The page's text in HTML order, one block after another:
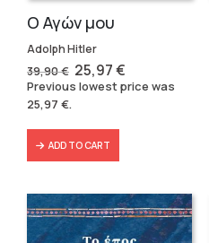
Ο Αγών μου
Adolph Hitler
39,90€ Original
price
was:
25,97€Current
price
is:
Previous lowest price was
25,97 €.
ADD TO CART